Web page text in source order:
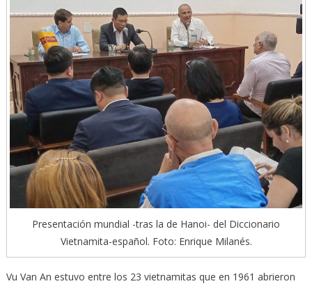
Presentación mundial -tras la de Hanoi- del Diccionario
Vietnamita-español. Foto: Enrique Milanés.
Vu Van An estuvo entre los 23 vietnamitas que en 1961 abrieron